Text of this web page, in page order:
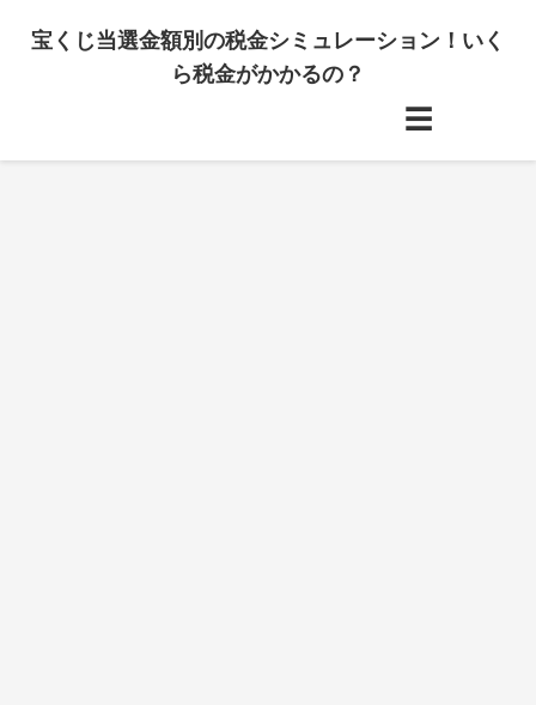
宝くじ当選金額別の税金シミュレーション！いく
ら税金がかかるの？
☰